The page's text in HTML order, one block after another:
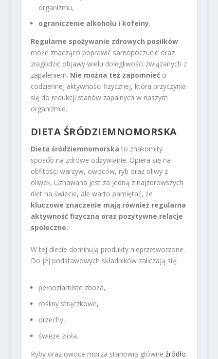
organizmu,
ograniczenie alkoholu i kofeiny.
Regularne spożywanie zdrowych posiłków
może znacząco poprawić samopoczucie oraz
złagodzić objawy wielu dolegliwości związanych z
zapaleniem. Nie można też zapomniećo
codziennej aktywności fizycznej, która przyczynia
się do redukcji stanów zapalnych w naszym
organizmie.
DIETA ŚRÓDZIEMNOMORSKA
Dieta śródziemnomorska to znakomity
sposób na zdrowe odżywianie. Opiera się na
obfitości warzyw, owoców, ryb oraz oliwy z
oliwek. Uznawana jest za jedną z najzdrowszych
diet na świecie, ale warto pamiętać, że
kluczowe znaczenie mają również regularna
aktywność fizyczna oraz pozytywne relacje
społeczne.
W tej diecie dominują produkty nieprzetworzone.
Do jej podstawowych składników zaliczają się:
pełnoziarniste zboża,
rośliny strączkowe,
orzechy,
świeże zioła.
Ryby oraz owoce morza stanowią główne źródło